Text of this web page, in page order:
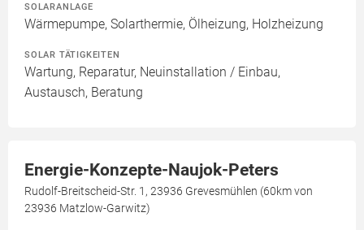
SOLARANLAGE
Wärmepumpe, Solarthermie, Ölheizung, Holzheizung
SOLAR TÄTIGKEITEN
Wartung, Reparatur, Neuinstallation / Einbau,
Austausch, Beratung
Energie-Konzepte-Naujok-Peters
Rudolf-Breitscheid-Str. 1, 23936 Grevesmühlen (60km von
23936 Matzlow-Garwitz)